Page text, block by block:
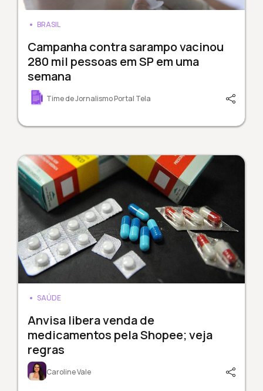
BRASIL
Campanha contra sarampo vacinou
280 mil pessoas em SP em uma
semana
Time de Jornalismo Portal Tela
SAÚDE
Anvisa libera venda de
medicamentos pela Shopee; veja
regras
Caroline Vale